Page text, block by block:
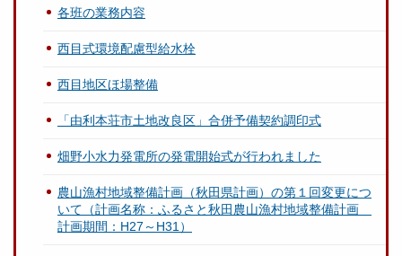
各班の業務内容
西目式環境配慮型給水栓
西目地区ほ場整備
「由利本荘市土地改良区」合併予備契約調印式
畑野小水力発電所の発電開始式が行われました
農山漁村地域整備計画（秋田県計画）の第１回変更につ
いて（計画名称：ふるさと秋田農山漁村地域整備計画
計画期間：H27～H31）